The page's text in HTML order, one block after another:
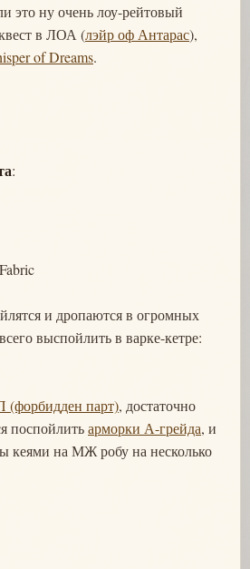
это ну очень лоу-рейтовый
в ЛОА (лэйр оф Антарас),
of Dreams.
:
и дропаются в огромных
выспойлить в варке-кетре:
(форбидден парт), достаточно
поспойлитьарморки А-грейда, и
кеями на МЖ робу на несколько